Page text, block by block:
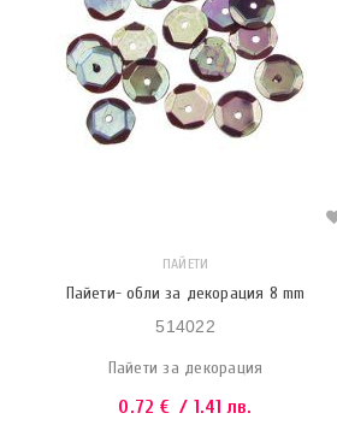
ПАЙЕТИ
Пайети- обли за декорация 8 mm
514022
Пайети за декорация
0.72 € / 1.41 лв.